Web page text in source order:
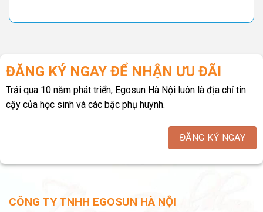
ĐĂNG KÝ NGAY ĐỂ NHẬN ƯU ĐÃI
Trải qua 10 năm phát triển, Egosun Hà Nội luôn là địa chỉ tin
cậy của học sinh và các bậc phụ huynh.
ĐĂNG KÝ NGAY
CÔNG TY TNHH EGOSUN HÀ NỘI